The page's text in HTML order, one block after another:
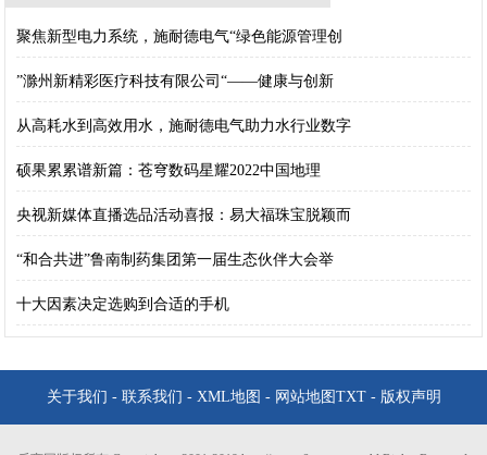
聚焦新型电力系统，施耐德电气“绿色能源管理创
”滁州新精彩医疗科技有限公司“——健康与创新
从高耗水到高效用水，施耐德电气助力水行业数字
硕果累累谱新篇：苍穹数码星耀2022中国地理
央视新媒体直播选品活动喜报：易大福珠宝脱颖而
“和合共进”鲁南制药集团第一届生态伙伴大会举
十大因素决定选购到合适的手机
关于我们 - 联系我们 - XML地图 - 网站地图 TXT- 版权声明